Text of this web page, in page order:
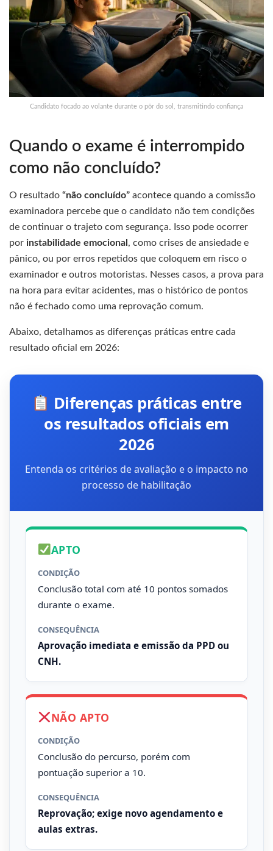
Candidato focado ao volante durante o pôr do sol, transmitindo confiança
Quando o exame é interrompido
como não concluído?
O resultado “não concluído” acontece quando a comissão
examinadora percebe que o candidato não tem condições
de continuar o trajeto com segurança. Isso pode ocorrer
por instabilidade emocional , como crises de ansiedade e
pânico, ou por erros repetidos que coloquem em risco o
examinador e outros motoristas. Nesses casos, a prova para
na hora para evitar acidentes, mas o histórico de pontos
não é fechado como uma reprovação comum.
Abaixo, detalhamos as diferenças práticas entre cada
resultado oficial em 2026:
Diferenças práticas entre
os resultados oficiais em
2026
Entenda os critérios de avaliação e o impacto no
processo de habilitação
APTO
CONDIÇÃO
Conclusão total com até 10 pontos somados
durante o exame.
CONSEQUÊNCIA
Aprovação imediata e emissão da PPD ou
CNH.
NÃO APTO
CONDIÇÃO
Conclusão do percurso, porém com
pontuação superior a 10.
CONSEQUÊNCIA
Reprovação; exige novo agendamento e
aulas extras.